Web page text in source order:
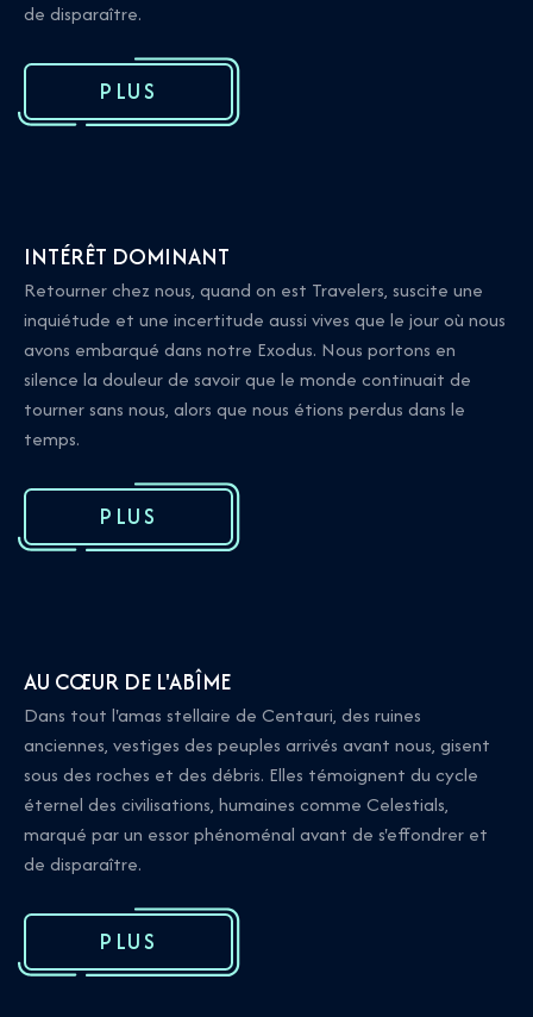
de disparaître.
PLUS
INTÉRÊT DOMINANT
Retourner chez nous, quand on est Travelers, suscite une
inquiétude et une incertitude aussi vives que le jour où nous
avons embarqué dans notre Exodus. Nous portons en
silence la douleur de savoir que le monde continuait de
tourner sans nous, alors que nous étions perdus dans le
temps.
PLUS
AU CŒUR DE L'ABÎME
Dans tout l'amas stellaire de Centauri, des ruines
anciennes, vestiges des peuples arrivés avant nous, gisent
sous des roches et des débris. Elles témoignent du cycle
éternel des civilisations, humaines comme Celestials,
marqué par un essor phénoménal avant de s'effondrer et
de disparaître.
PLUS